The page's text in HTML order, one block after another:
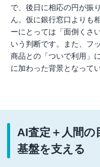
で、後日に相応の円が振
ん。仮に銀行窓口よりも
ーにとっては「面倒くさ
いう判断です。また、フ
商品との「ついで利用」
に加わった背景となってい
AI査定＋人間
基盤を支える